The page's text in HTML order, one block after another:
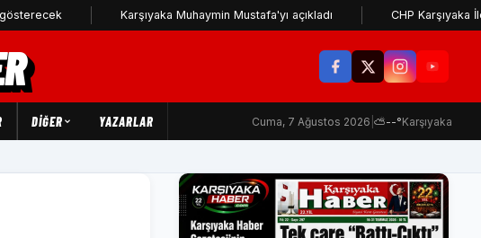
Karşıyaka Muhaymin Mustafa'yı açıkladı CHP Karşıyaka İlçe
DIĞER YAZARLAR Cuma, 7 Ağustos 2026 ⛅--°Karşıyaka